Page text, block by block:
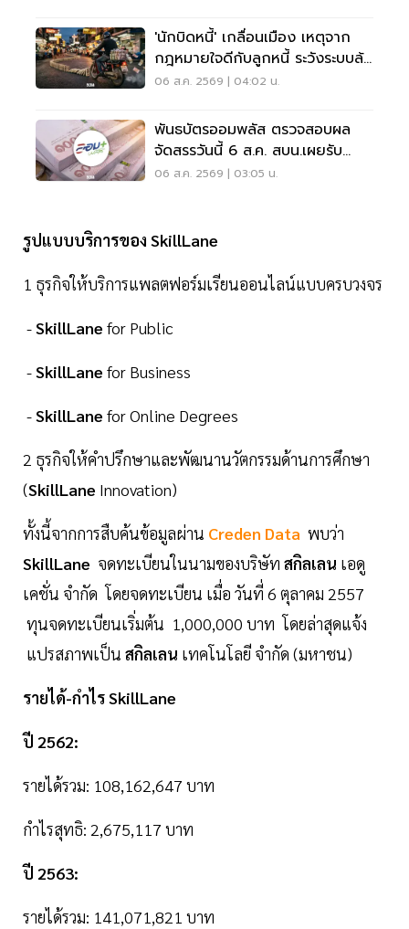
'นักบิดหนี้' เกลื่อนเมือง เหตุจาก
กฎหมายใจดีกับลูกหนี้ ระวังระบบล้ม
เป็นโดมิโน่
06 ส.ค. 2569 | 04:02 น.
พันธบัตรออมพลัส ตรวจสอบผล
จัดสรรวันนี้ 6 ส.ค. สบน.เผยรับ
สูงสุด 117,000 บาท
06 ส.ค. 2569 | 03:05 น.
รูปแบบบริการของ SkillLane
1 ธุรกิจให้บริการแพลตฟอร์มเรียนออนไลน์แบบครบวงจร
-SkillLane for Public
-SkillLane for Business
-SkillLane for Online Degrees
2 ธุรกิจให้คำปรึกษาและพัฒนานวัตกรรมด้านการศึกษา
(SkillLane Innovation)
ทั้งนี้จากการสืบค้นข้อมูลผ่าน Creden Data พบว่า
SkillLane จดทะเบียนในนามของบริษัท สกิลเลน เอดู
เคชั่น จำกัด โดยจดทะเบียน เมื่อ วันที่ 6 ตุลาคม 2557
ทุนจดทะเบียนเริ่มต้น 1,000,000 บาท โดยล่าสุดแจ้ง
แปรสภาพเป็น สกิลเลน เทคโนโลยี จำกัด (มหาชน)
รายได้-กำไร SkillLane
ปี 2562:
รายได้รวม: 108,162,647 บาท
กำไรสุทธิ: 2,675,117 บาท
ปี 2563:
รายได้รวม: 141,071,821 บาท